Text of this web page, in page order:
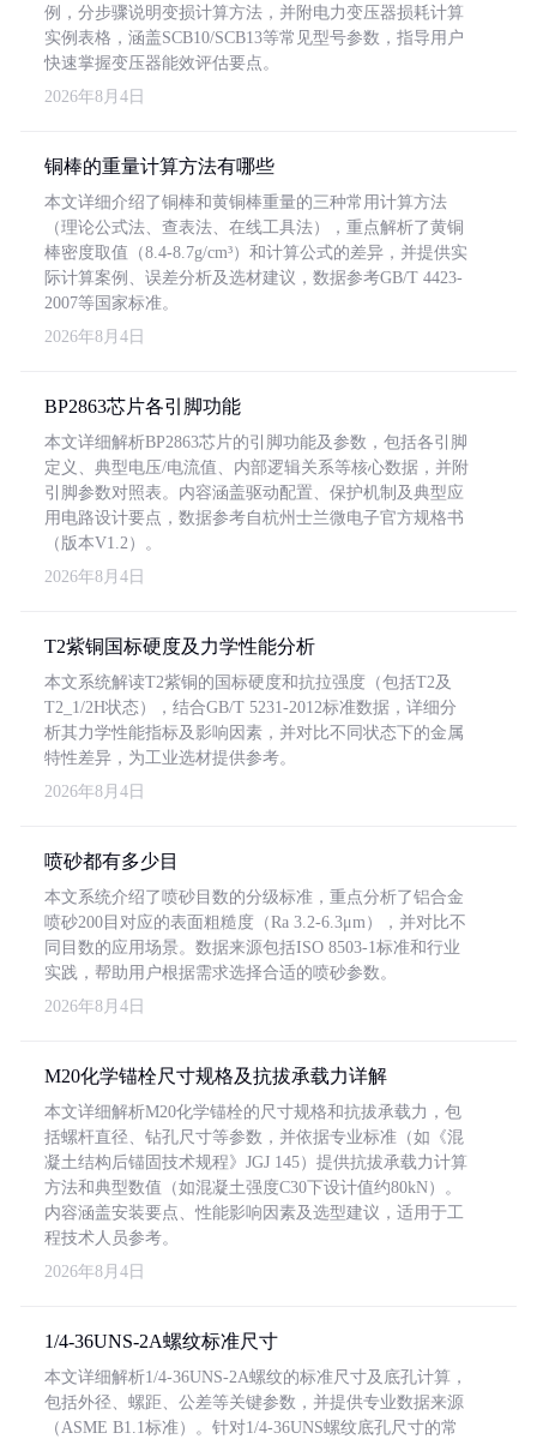
例，分步骤说明变损计算方法，并附电力变压器损耗计算
实例表格，涵盖SCB10/SCB13等常见型号参数，指导用户
快速掌握变压器能效评估要点。
2026年8月4日
铜棒的重量计算方法有哪些
本文详细介绍了铜棒和黄铜棒重量的三种常用计算方法
（理论公式法、查表法、在线工具法），重点解析了黄铜
棒密度取值（8.4-8.7g/cm³）和计算公式的差异，并提供实
际计算案例、误差分析及选材建议，数据参考GB/T 4423-
2007等国家标准。
2026年8月4日
BP2863芯片各引脚功能
本文详细解析BP2863芯片的引脚功能及参数，包括各引脚
定义、典型电压/电流值、内部逻辑关系等核心数据，并附
引脚参数对照表。内容涵盖驱动配置、保护机制及典型应
用电路设计要点，数据参考自杭州士兰微电子官方规格书
（版本V1.2）。
2026年8月4日
T2紫铜国标硬度及力学性能分析
本文系统解读T2紫铜的国标硬度和抗拉强度（包括T2及
T2_1/2H状态），结合GB/T 5231-2012标准数据，详细分
析其力学性能指标及影响因素，并对比不同状态下的金属
特性差异，为工业选材提供参考。
2026年8月4日
喷砂都有多少目
本文系统介绍了喷砂目数的分级标准，重点分析了铝合金
喷砂200目对应的表面粗糙度（Ra 3.2-6.3μm），并对比不
同目数的应用场景。数据来源包括ISO 8503-1标准和行业
实践，帮助用户根据需求选择合适的喷砂参数。
2026年8月4日
M20化学锚栓尺寸规格及抗拔承载力详解
本文详细解析M20化学锚栓的尺寸规格和抗拔承载力，包
括螺杆直径、钻孔尺寸等参数，并依据专业标准（如《混
凝土结构后锚固技术规程》JGJ 145）提供抗拔承载力计算
方法和典型数值（如混凝土强度C30下设计值约80kN）。
内容涵盖安装要点、性能影响因素及选型建议，适用于工
程技术人员参考。
2026年8月4日
1/4-36UNS-2A螺纹标准尺寸
本文详细解析1/4-36UNS-2A螺纹的标准尺寸及底孔计算，
包括外径、螺距、公差等关键参数，并提供专业数据来源
（ASME B1.1标准）。针对1/4-36UNS螺纹底孔尺寸的常